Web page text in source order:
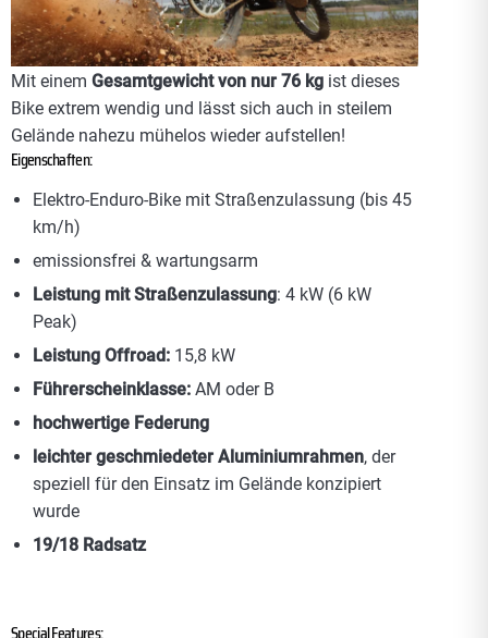
Mit einem Gesamtgewicht von nur 76 kg ist dieses
Bike extrem wendig und lässt sich auch in steilem
Gelände nahezu mühelos wieder aufstellen!
Eigenschaften:
Elektro-Enduro-Bike mit Straßenzulassung (bis 45
km/h)
emissionsfrei & wartungsarm
Leistung mit Straßenzulassung: 4 kW (6 kW
Peak)
Leistung Offroad: 15,8 kW
Führerscheinklasse: AM oder B
hochwertige Federung
leichter geschmiedeter Aluminiumrahmen, der
speziell für den Einsatz im Gelände konzipiert
wurde
19/18 Radsatz